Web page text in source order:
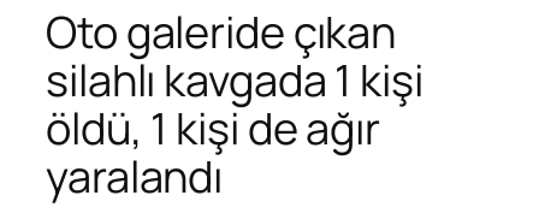
Oto galeride çıkan
silahlı kavgada 1 kişi
öldü, 1 kişi de ağır
yaralandı